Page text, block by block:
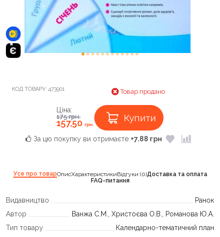
КОД ТОВАРУ: 473901 Товар продано
Ціна:
175грн.
157,50 грн.
Купити
За цю покупку ви отримаєте +7.88 грн
Усе про товарОписХарактеристикиВідгуки (0)Доставка та оплата
FAQ-питання
Видавництво
Ранок
Автор
Ванжа С.М., Христоєва О.В., Романова Ю.А.
Тип товару
Календарно-тематичний план